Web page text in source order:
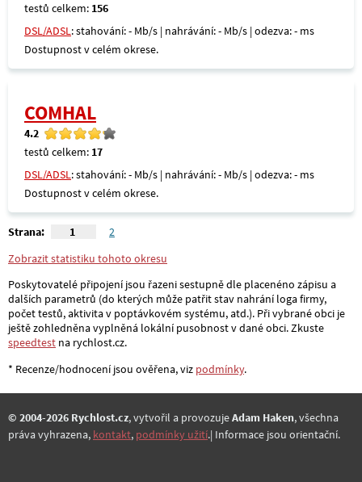
testů celkem: 156
DSL/ADSL: stahování: - Mb/s | nahrávání: - Mb/s | odezva: - ms
Dostupnost v celém okrese.
COMHAL
4.2
testů celkem: 17
DSL/ADSL: stahování: - Mb/s | nahrávání: - Mb/s | odezva: - ms
Dostupnost v celém okrese.
Strana: 1
2
Zobrazit statistiku tohoto okresu
Poskytovatelé připojení jsou řazeni sestupně dle placenéno zápisu a
dalších parametrů (do kterých může patřit stav nahrání loga firmy,
počet testů, aktivita v poptávkovém systému, atd.). Při vybrané obci je
ještě zohledněna vyplněná lokální pusobnost v dané obci. Zkuste
speedtest na rychlost.cz.
* Recenze/hodnocení jsou ověřena, viz podmínky.
© 2004-2026 Rychlost.cz, vytvořil a provozujeAdam Haken, všechna
práva vyhrazena, kontakt, podmínky užití.| Informace jsou orientační.